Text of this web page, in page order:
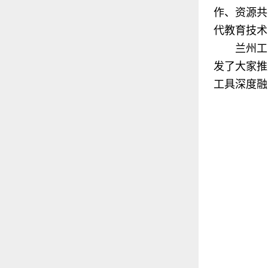
作、资源
代教育技
兰州
发了大家
工具深度